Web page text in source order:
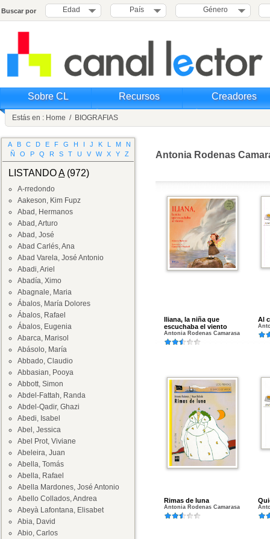
Buscar por Edad País Género
Sobre CL Recursos Creadores
Estás en : Home / BIOGRAFIAS
A B C D E F G H I J K L M
N
Ñ
O P Q R S T U V W X Y Z
LISTANDOA(972)
A-rredondo
Aakeson, Kim Fupz
Abad, Hermanos
Abad, Arturo
Abad, José
Abad Carlés, Ana
Abad Varela, José Antonio
Abadi, Ariel
Abadía, Ximo
Abagnale, Maria
Ábalos, María Dolores
Ábalos, Rafael
Ábalos, Eugenia
Abarca, Marisol
Abásolo, María
Abbado, Claudio
Abbasian, Pooya
Abbott, Simon
Abdel-Fattah, Randa
Abdel-Qadir, Ghazi
Abedi, Isabel
Abel, Jessica
Abel Prot, Viviane
Abeleira, Juan
Abella, Tomás
Abella, Rafael
Abella Mardones, José Antonio
Abello Collados, Andrea
Abeyà Lafontana, Elisabet
Abia, David
Abio, Carlos
Antonia Rodenas
Iliana, la niña que
escuchaba el viento
Antonia Rodenas Camarasa
Al
Rimas de luna
Antonia Rodenas Camarasa